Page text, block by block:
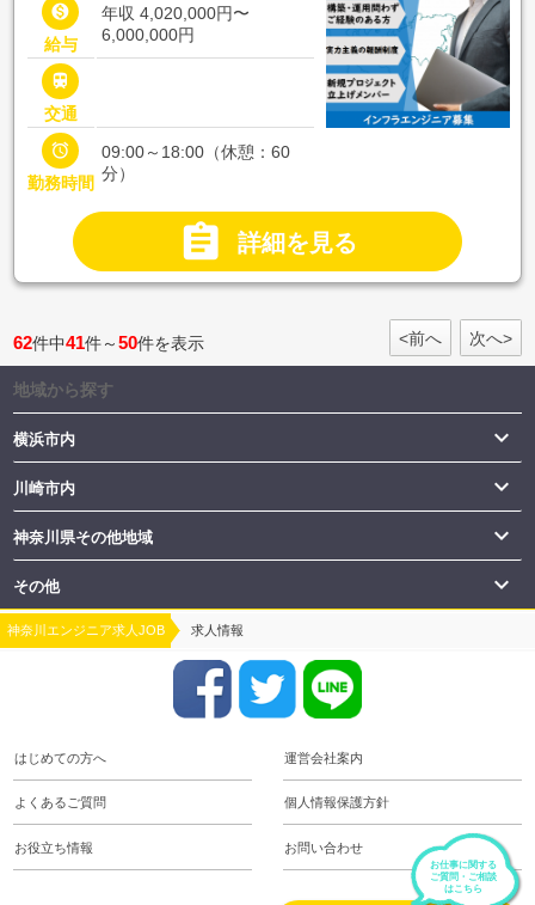

給与
年収 4,020,000円〜
6,000,000円

交通

勤務時間
09:00～18:00（休憩：60
分）
 詳細を見る
62件中41件～50件を表示 <前へ 次へ>
地域から探す
横浜市内 
川崎市内 
神奈川県その他地域 
その他 
神奈川エンジニア求人JOB 求人情報
はじめての方へ 運営会社案内
よくあるご質問 個人情報保護方針
お役立ち情報 お問い合わせ
お仕事に関する
ご質問・ご相談
はこちら